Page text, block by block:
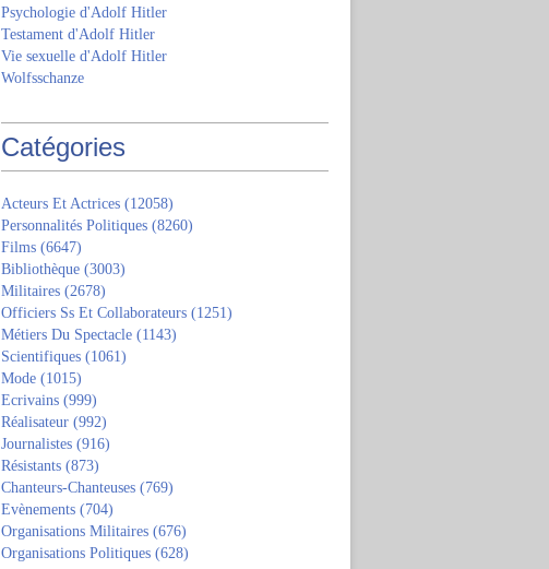
Psychologie d'Adolf Hitler
Testament d'Adolf Hitler
Vie sexuelle d'Adolf Hitler
Wolfsschanze
Catégories
Acteurs Et Actrices (12058)
Personnalités Politiques (8260)
Films (6647)
Bibliothèque (3003)
Militaires (2678)
Officiers Ss Et Collaborateurs (1251)
Métiers Du Spectacle (1143)
Scientifiques (1061)
Mode (1015)
Ecrivains (999)
Réalisateur (992)
Journalistes (916)
Résistants (873)
Chanteurs-Chanteuses (769)
Evènements (704)
Organisations Militaires (676)
Organisations Politiques (628)